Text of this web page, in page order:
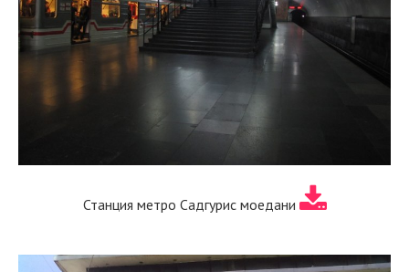
Станция метро Садгурис моедани